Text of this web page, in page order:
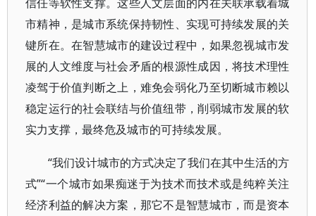
信任等软性支撑。这些人文层面的内在关联承载着城
市精神，是城市系统保持韧性、实现可持续发展的关
键所在。在智慧城市的建设过程中，如果忽视城市发
展的人文维度与社会矛盾的根源性成因，将技术理性
凌驾于价值判断之上，难免会弱化乃至切断城市赖以
稳定运行的社会联结与价值纽带，削弱城市发展的软
实力支撑，最终危及城市的可持续发展。
“我们设计城市的方式决定了我们在其中生活的方
式”“一个城市如果痴迷于为技术而技术或是纯粹关注
经济利益的解决方案，那它不是智慧城市，而是资本